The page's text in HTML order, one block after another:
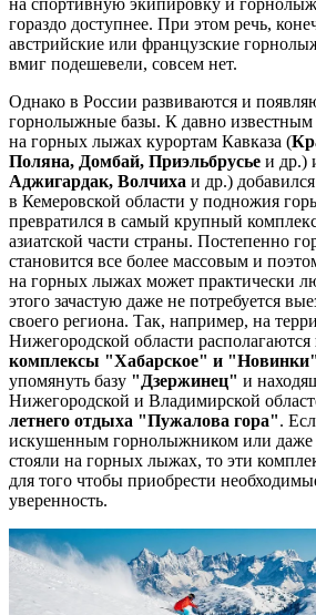
гораздо доступнее. При этом речь,
австрийские или французские
вмиг подешевели, совсем нет.
Однако в России развиваются и
горнолыжные базы. К давно известным
на горных лыжах курортам Кавказа (
Поляна, Домбай, Приэльбрусье и др.)
Аджигардак, Волчиха и др.)
в Кемеровской области у подножия
превратился в самый крупный
азиатской части страны. Постепенно
становится все более массовым и
на горных лыжах может практически
этого зачастую даже не потребуется
своего региона. Так, например, на
Нижегородской области располагаются
комплексы "Хабарское" и "Новинки"
упомянуть базу "Дзержинец" и
Нижегородской и Владимирской
летнего отдыха "Пужалова гора".
искушенным горнолыжником или даже
стояли на горных лыжах, то эти
для того чтобы приобрести
уверенность.